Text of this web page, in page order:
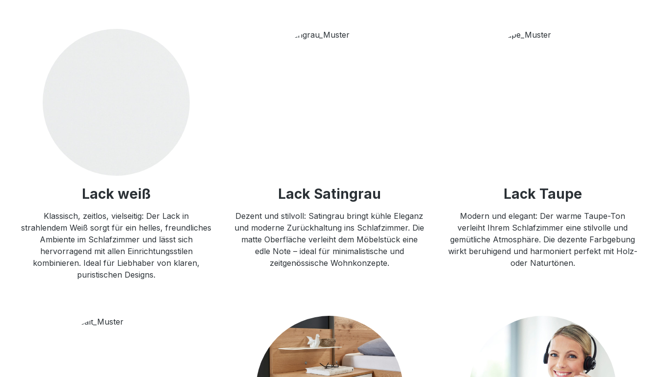
Lack weiß
Klassisch, zeitlos, vielseitig: Der Lack in
strahlendem Weiß sorgt für ein helles, freundliches
Ambiente im Schlafzimmer und lässt sich
hervorragend mit allen Einrichtungsstilen
kombinieren. Ideal für Liebhaber von klaren,
puristischen Designs.
Lack Satingrau
Dezent und stilvoll: Satingrau bringt kühle Eleganz
und moderne Zurückhaltung ins Schlafzimmer. Die
matte Oberfläche verleiht dem Möbelstück eine
edle Note – ideal für minimalistische und
zeitgenössische Wohnkonzepte.
Lack Taupe
Modern und elegant: Der warme Taupe-Ton
verleiht Ihrem Schlafzimmer eine stilvolle und
gemütliche Atmosphäre. Die dezente Farbgebung
wirkt beruhigend und harmoniert perfekt mit Holz-
oder Naturtönen.